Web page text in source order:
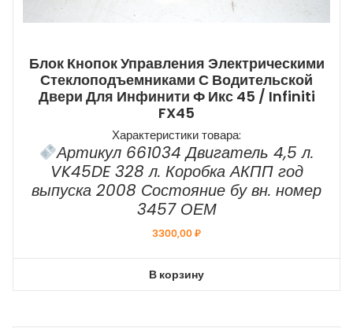
Блок Кнопок Управления Электрическими
Стеклоподъемниками С Водительской
Двери Для Инфинити Ф Икс 45 / Infiniti
FX45
Характеристики товара:
Артикул 661034 Двигатель 4,5 л.
VK45DE 328 л. Коробка АКПП год
выпуска 2008 Состояние бу вн. номер
3457 ОЕМ
3300,00₽
В корзину